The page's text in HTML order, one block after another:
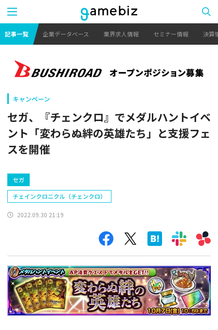
記事一覧 企業データベース 業界求人情報 セミナー情報 決算
キャンペーン
セガ、『チェンクロ』でメダルハントイベ
ント「変わらぬ絆の英雄たち」と支援フェ
スを開催
セガ
チェインクロニクル（チェンクロ）
2022.09.30 21:19